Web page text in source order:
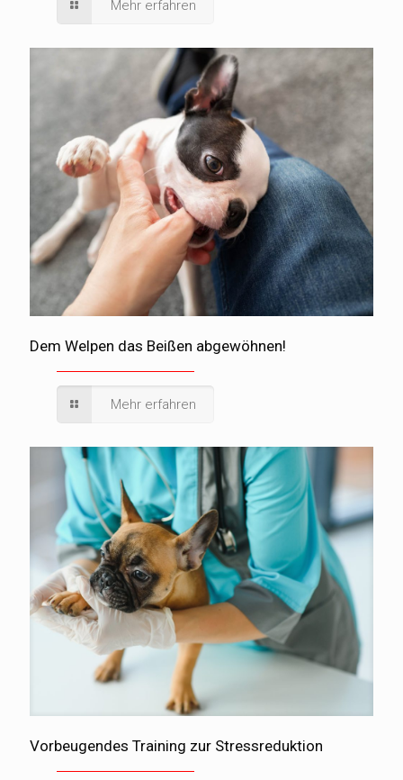
Mehr erfahren
Dem Welpen das Beißen abgewöhnen!
Mehr erfahren
Vorbeugendes Training zur Stressreduktion